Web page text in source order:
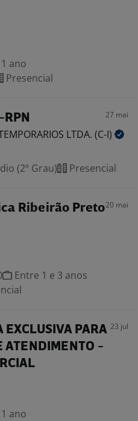
ano
Presencial
27 mai
LTDA. (C-I)
(2º Grau) Presencial
Ribeirão Preto20 mai
Entre 1 e 3 anos
EXCLUSIVA PARA
ATENDIMENTO -
23 jul
ano